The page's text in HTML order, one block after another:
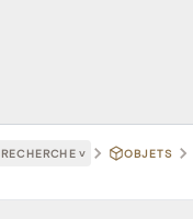
RECHERCHE ˅ OBJETS